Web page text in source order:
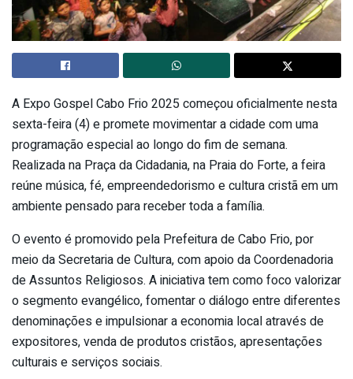
A Expo Gospel Cabo Frio 2025 começou oficialmente nesta
sexta-feira (4) e promete movimentar a cidade com uma
programação especial ao longo do fim de semana.
Realizada na Praça da Cidadania, na Praia do Forte, a feira
reúne música, fé, empreendedorismo e cultura cristã em um
ambiente pensado para receber toda a família.
O evento é promovido pela Prefeitura de Cabo Frio, por
meio da Secretaria de Cultura, com apoio da Coordenadoria
de Assuntos Religiosos. A iniciativa tem como foco valorizar
o segmento evangélico, fomentar o diálogo entre diferentes
denominações e impulsionar a economia local através de
expositores, venda de produtos cristãos, apresentações
culturais e serviços sociais.